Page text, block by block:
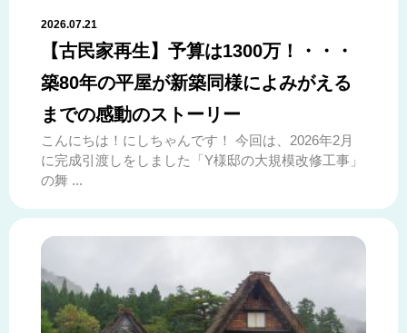
2026.07.21
【古民家再生】予算は1300万！・・・
築80年の平屋が新築同様によみがえる
までの感動のストーリー
こんにちは！にしちゃんです！ 今回は、2026年2月
に完成引渡しをしました「Y様邸の大規模改修工事」
の舞 ...